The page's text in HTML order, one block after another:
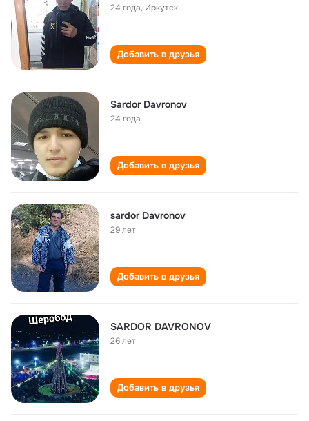
24 года, Иркутск
Добавить в друзья
Sardor Davronov
24 года
Добавить в друзья
sardor Davronov
29 лет
Добавить в друзья
SARDOR DAVRONOV
26 лет
Добавить в друзья